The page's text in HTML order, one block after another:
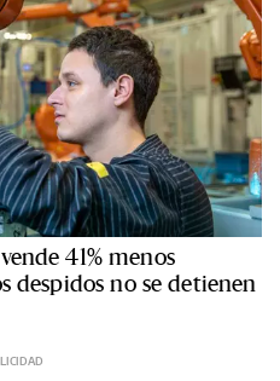
41% menos
despidos no se detienen